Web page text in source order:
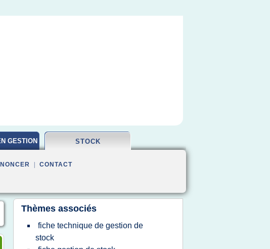
GESTION STOCK
CONTACT
Thèmes associés
fiche technique de gestion de
stock